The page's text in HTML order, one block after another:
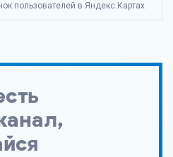
пользователей в Яндекс.Картах